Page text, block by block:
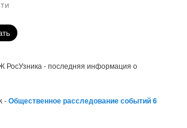
РосУзника - последняя информация о
-Общественное расследование событий 6